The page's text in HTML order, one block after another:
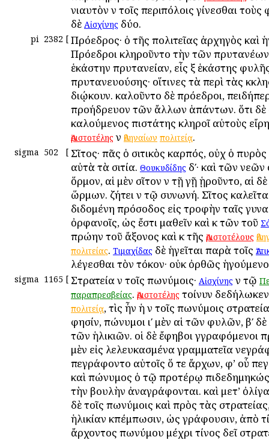
ἐνιαυτὸν ἐν τοῖς περιπόλοις γίνεσθαι τοὺς
δὲ Αἰσχίνης δύο.
pi 2382 [ Πρόεδρος· ὁ τῆς πολιτεῖας ἀρχηγὸς καὶ
Πρόεδροι ἐκληροῦντο τὴν τῶν
ἑκάστην πρυτανείαν, εἷς ἐξ ἑκάστης
πρυτανευούσης· οἵτινες τὰ περὶ τὰς
διῴκουν. ἐκαλοῦντο δὲ πρόεδροι,
προήδρευον τῶν ἄλλων ἁπάντων. ὅτι δὲ
καλούμενος ἐπιστάτης κληροῖ αὐτοὺς
Ἀριστοτέληςἐν Ἀθηναίων πολιτείᾳ.
sigma 502 [ Σῖτος· πᾶς ὁ σιτικὸς καρπός, οὐχ ὁ πυρὸς
αὐτὰ τὰ σιτία. Θουκυδίδης δʹ· καὶ τῶν
ὅρμον, αἱ μὲν σῖτον ἐν τῇ γῇ ᾑροῦντο, αἱ
ὥρμων. ζήτει ἐν τῷ συνωνή. Σῖτος
διδομένη πρόσοδος εἰς τροφὴν ταῖς
ὀρφανοῖς, ὡς ἔστι μαθεῖν καὶ ἐκ τῶν τοῦ
πρώην τοῦ ἄξονος καὶ ἐκ τῆς Ἀριστοτέλους
πολιτείας. Τιμαχίδας δὲ ἡγεῖται παρὰ τοῖς
λέγεσθαι τὸν τόκον· οὐκ ὀρθῶς
sigma 1165 [ Στρατεία ἐν τοῖς ἐπωνύμοις· Αἰσχίνηςἐν τῷ
παραπρεσβείας. Ἀριστοτέλης τοίνυν δεδήλωκεν
πολιτείᾳ, τὶς ἦν ἡ ἐν τοῖς ἐπωνύμοις
φησίν, ἐπώνυμοι ιʹ μὲν αἱ τῶν φυλῶν, βʹ δὲ
τῶν ἡλικιῶν. οἱ δὲ ἔφηβοι ἐγγραφόμενοι
μὲν εἰς λελευκασμένα γραμματεῖα
ἐπεγράφοντο αὐτοῖς ὅ τε ἄρχων, ἐφ’ οὗ
καὶ ἐπώνυμος ὁ τῷ προτέρῳ
τὴν βουλὴν ἀναγράφονται. καὶ μετ’
δὲ τοῖς ἐπωνύμοις καὶ πρὸς τὰς
ἡλικίαν ἐκπέμπωσιν, ὡς γράφουσιν, ἀπὸ
ἄρχοντος ἐπωνύμου μέχρι τίνος δεῖ